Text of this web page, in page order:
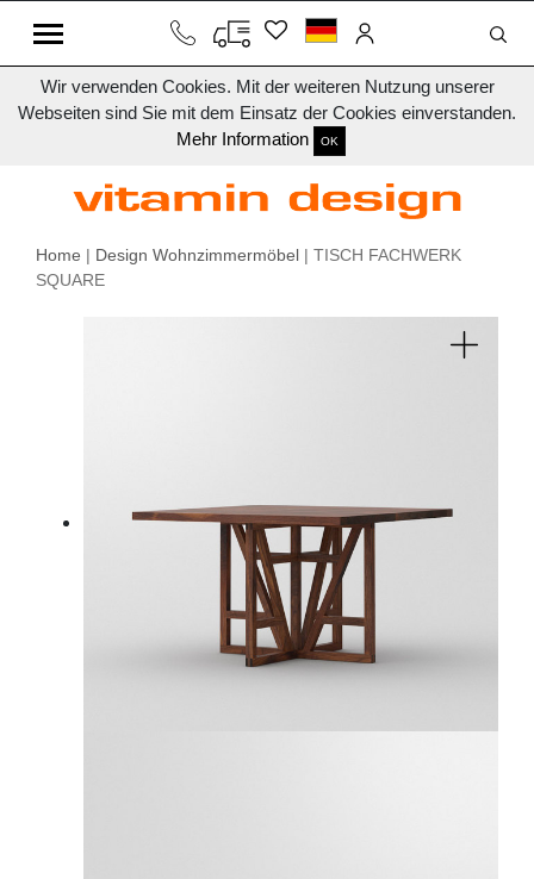
Wir verwenden Cookies. Mit der weiteren Nutzung unserer
Webseiten sind Sie mit dem Einsatz der Cookies einverstanden.
Mehr Information
OK
Home | Design Wohnzimmermöbel | TISCH FACHWERK
SQUARE